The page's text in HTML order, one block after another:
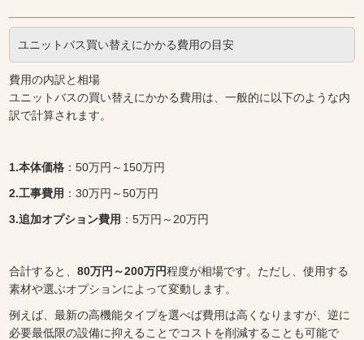
ユニットバス買い替えにかかる費用の目安
費用の内訳と相場
ユニットバスの買い替えにかかる費用は、一般的に以下のような内
訳で計算されます。
1.本体価格 ：50万円～150万円
2.工事費用 ：30万円～50万円
3.追加オプション費用 ：5万円～20万円
合計すると、80万円～200万円程度が相場です。ただし、使用する
素材や選ぶオプションによって変動します。
例えば、最新の高機能タイプを選べば費用は高くなりますが、逆に
必要最低限の設備に抑えることでコストを削減することも可能で